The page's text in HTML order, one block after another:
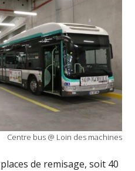
Centre bus @ Loin des machines
de remisage, soit 40